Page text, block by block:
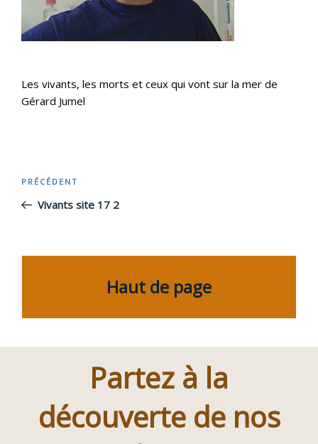
Les vivants, les morts et ceux qui vont sur la mer de
Gérard Jumel
Navigation
l’article
Article
précédent
PRÉCÉDENT
Vivants site 17 2
Haut de page
Partez à la
découverte de nos